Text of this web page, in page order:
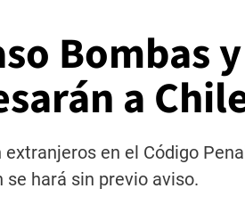
Bombas y
a
en el Código
hará sin previo aviso.